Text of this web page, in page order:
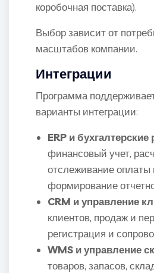
коробочная поставка).
Выбор зависит от
масштабов компании.
Интеграции
Программа
варианты интеграции:
ERP и
финансовый учет,
отслеживание оплаты
формирование
CRM и управление
клиентов, продаж и
регистрация и
WMS и управление
товаров, запасов,